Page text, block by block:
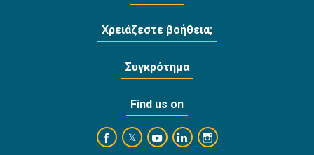
Χρειάζεστε βοήθεια;
Συγκρότημα
Find us on
https://www.facebook.com/
https://twitter.com/bankofcyprus_
https://www.youtube.com/user/
https://www.linkedin.com/
https://